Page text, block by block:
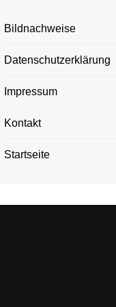
Bildnachweise
Datenschutzerklärung
Impressum
Kontakt
Startseite